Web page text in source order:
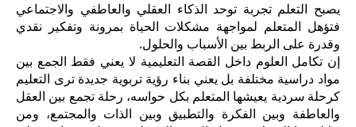
يصبح التعلم تجربة توحد الذكاء العقلي والعاطفي والاجتماعي
فتؤهل المتعلم لمواجهة مشكلات الحياة بمرونة وتفكير نقدي
وقدرة على الربط بين الأسباب والحلول.
إن تكامل العلوم داخل القصة التعليمية لا يعني فقط الجمع بين
مواد دراسية مختلفة بل يعني بناء رؤية تربوية جديدة ترى التعليم
كرحلة سردية يعيشها المتعلم بكل حواسه، رحلة تجمع بين العقل
والعاطفة وبين الفكرة والتطبيق وبين الذات والمجتمع، ومن